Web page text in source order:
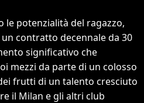
le potenzialità del ragazzo,
contratto decennale da 30
significativo che
mezzi da parte di un colosso
frutti di un talento cresciuto
il Milan e gli altri club